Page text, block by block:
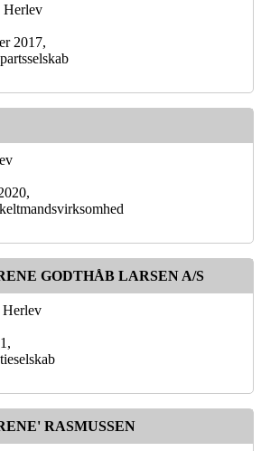
Herlev
2017,
GODTHÅB LARSEN A/S
Herlev
RASMUSSEN